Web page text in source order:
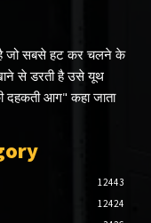
है जो सबसे हट कर चलने के
से डरती है उसे यूथ
दहकती आग" कहा जाता
12443
12424